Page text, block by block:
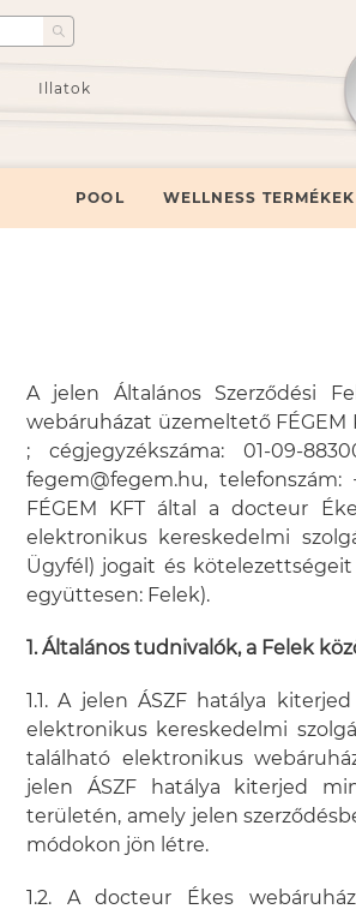
Illatok
POOL WELLNESS TERMÉKEK
A jelen Általános Szerződési
webáruházat üzemeltető FÉGEM
; cégjegyzékszáma: 01-09-
fegem@fegem.hu,
FÉGEM KFT által a docteur
elektronikus kereskedelmi
Ügyfél) jogait és
együttesen: Felek).
1. Általános tudnivalók, a Felek
1.1. A jelen ÁSZF hatálya
elektronikus kereskedelmi
található elektronikus
jelen ÁSZF hatálya kiterjed
területén, amely jelen
módokon jön létre.
1.2. A docteur Ékes